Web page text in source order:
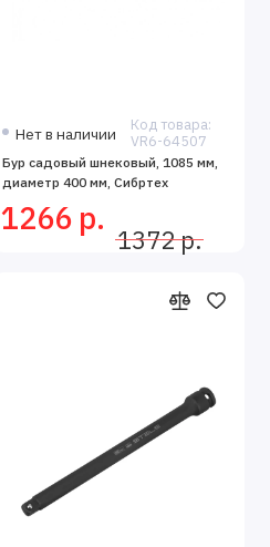
Нет в наличии
Код товара:
VR6-64507
Бур садовый шнековый, 1085 мм,
диаметр 400 мм, Сибртех
1266 р.
1372 р.